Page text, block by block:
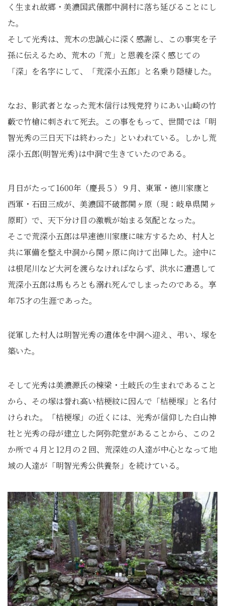
く生まれ故郷・美濃国武儀郡中洞村に落ち延びることにし
た。
そして光秀は、荒木の忠誠心に深く感謝し、この事実を子
孫に伝えるため、荒木の「荒」と恩義を深く感じての
「深」を名字にして、「荒深小五郎」と名乗り隠棲した。
なお、影武者となった荒木信行は残党狩りにあい山崎の竹
藪で竹槍に刺されて死去。この事をもって、世間では「明
智光秀の三日天下は終わった」といわれている。しかし荒
深小五郎(明智光秀)は中洞で生きていたのである。
月日がたって1600年（慶長５）９月、東軍・徳川家康と
西軍・石田三成が、美濃国不破郡関ヶ原（現：岐阜県関ヶ
原町）で、天下分け目の激戦が始まる気配となった。
そこで荒深小五郎は早速徳川家康に味方するため、村人と
共に軍備を整え中洞から関ヶ原に向けて出陣した。途中に
は根尾川など大河を渡らなければならず、洪水に遭遇して
荒深小五郎は馬もろとも溺れ死んでしまったのである。享
年75才の生涯であった。
従軍した村人は明智光秀の遺体を中洞へ迎え、弔い、塚を
築いた。
そして光秀は美濃源氏の棟梁・土岐氏の生まれであること
から、その塚は誉れ高い桔梗紋に因んで「桔梗塚」と名付
けられた。「桔梗塚」の近くには、光秀が信仰した白山神
社と光秀の母が建立した阿弥陀堂があることから、この２
か所で４月と12月の２回、荒深姓の人達が中心となって地
域の人達が「明智光秀公供養祭」を続けている。